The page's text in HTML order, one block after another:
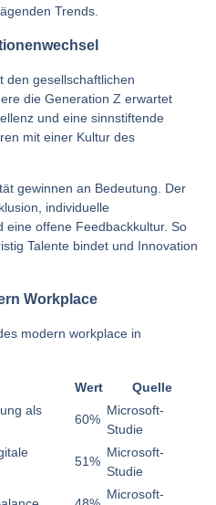
Trends.
den gesellschaftlichen
die Generation Z erwartet
und eine sinnstiftende
mit einer Kultur des
gewinnen an Bedeutung. Der
individuelle
eine offene Feedbackkultur. So
Talente bindet und Innovation
Workplace
modern workplace in
Wert
Quelle
als
60%
Microsoft-
Studie
51%
Microsoft-
Studie
Microsoft-